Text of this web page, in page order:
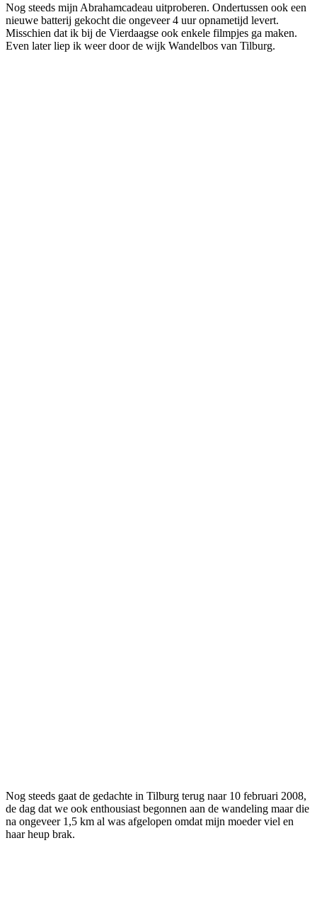
Nog steeds mijn Abrahamcadeau uitproberen. Ondertussen ook een
nieuwe batterij gekocht die ongeveer 4 uur opnametijd levert.
Misschien dat ik bij de Vierdaagse ook enkele filmpjes ga maken.
Even later liep ik weer door de wijk Wandelbos van Tilburg.
Nog steeds gaat de gedachte in Tilburg terug naar 10 februari 2008,
de dag dat we ook enthousiast begonnen aan de wandeling maar die
na ongeveer 1,5 km al was afgelopen omdat mijn moeder viel en
haar heup brak.